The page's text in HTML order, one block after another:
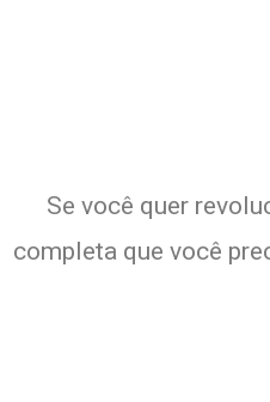
Se você quer
completa que você